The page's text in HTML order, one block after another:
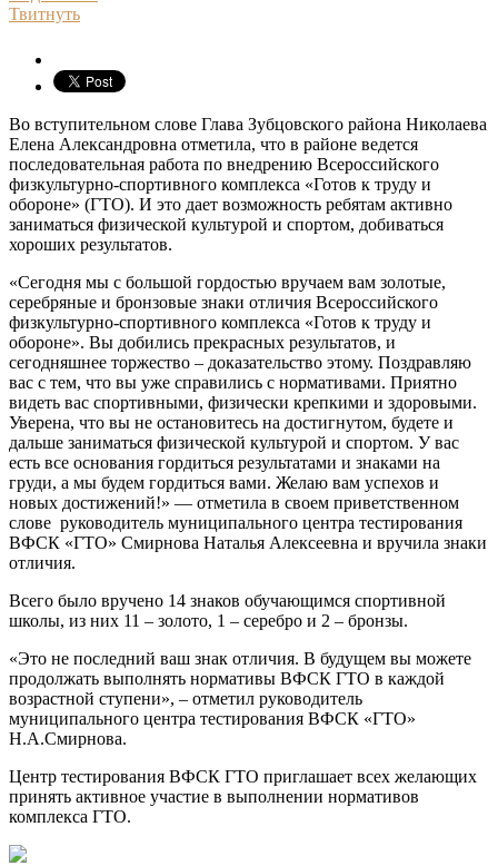
Твитнуть
Во вступительном слове Глава Зубцовского района Николаева
Елена Александровна отметила, что в районе ведется
последовательная работа по внедрению Всероссийского
физкультурно-спортивного комплекса «Готов к труду и
обороне» (ГТО). И это дает возможность ребятам активно
заниматься физической культурой и спортом, добиваться
хороших результатов.
«Сегодня мы с большой гордостью вручаем вам золотые,
серебряные и бронзовые знаки отличия Всероссийского
физкультурно-спортивного комплекса «Готов к труду и
обороне». Вы добились прекрасных результатов, и
сегодняшнее торжество – доказательство этому. Поздравляю
вас с тем, что вы уже справились с нормативами. Приятно
видеть вас спортивными, физически крепкими и здоровыми.
Уверена, что вы не остановитесь на достигнутом, будете и
дальше заниматься физической культурой и спортом. У вас
есть все основания гордиться результатами и знаками на
груди, а мы будем гордиться вами. Желаю вам успехов и
новых достижений!» — отметила в своем приветственном
слове руководитель муниципального центра тестирования
ВФСК «ГТО» Смирнова Наталья Алексеевна и вручила знаки
отличия.
Всего было вручено 14 знаков обучающимся спортивной
школы, из них 11 – золото, 1 – серебро и 2 – бронзы.
«Это не последний ваш знак отличия. В будущем вы можете
продолжать выполнять нормативы ВФСК ГТО в каждой
возрастной ступени», – отметил руководитель
муниципального центра тестирования ВФСК «ГТО»
Н.А.Смирнова.
Центр тестирования ВФСК ГТО приглашает всех желающих
принять активное участие в выполнении нормативов
комплекса ГТО.